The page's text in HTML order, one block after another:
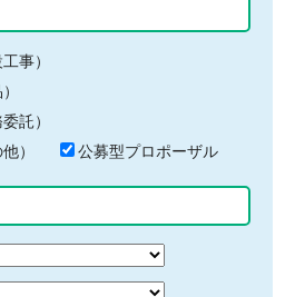
事）
託）
）
公募型プロポーザル